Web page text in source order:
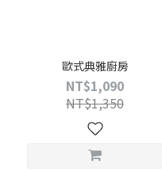
歐式典雅廚房
NT$1,090
NT$1,350